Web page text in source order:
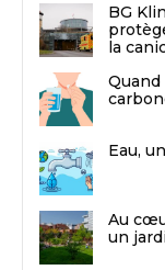
BG
la
Quand
Eau,
Au
un